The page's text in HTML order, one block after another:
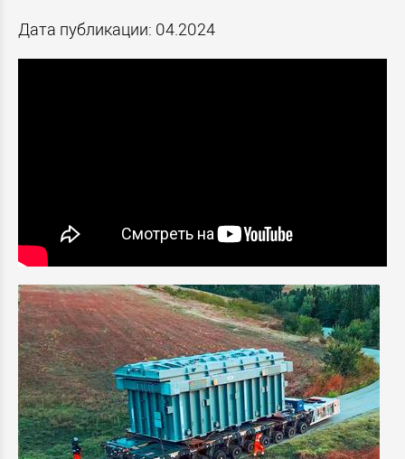
Дата публикации: 04.2024